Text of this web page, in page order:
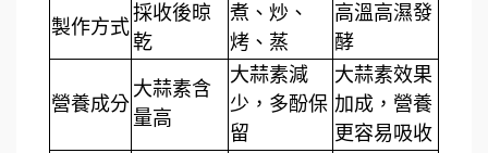
製作方式
採收後晾
乾
煮、炒、
烤、蒸
高溫高濕發
酵
營養成分
大蒜素含
量高
大蒜素減
少，多酚保
留
大蒜素效果
加成，營養
更容易吸收